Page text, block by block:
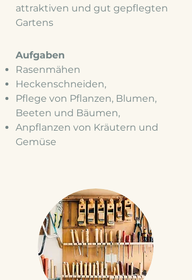
attraktiven und gut gepflegten
Gartens
Aufgaben
Rasenmähen
Heckenschneiden,
Pflege von Pflanzen, Blumen,
Beeten und Bäumen,
Anpflanzen von Kräutern und
Gemüse